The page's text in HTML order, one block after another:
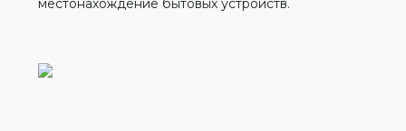
местонахождение бытовых устройств.